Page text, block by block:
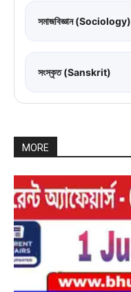
সমাজবিজ্ঞান (Sociology)
সংস্কৃত (Sanskrit)
MORE